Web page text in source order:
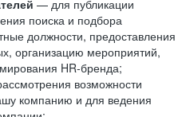
— для публикации
поиска и подбора
должности, предоставления
организацию мероприятий,
HR-бренда;
возможности
компанию и для ведения